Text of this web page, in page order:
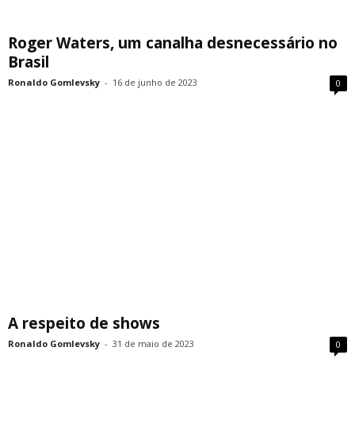
Roger Waters, um canalha desnecessário no
Brasil
Ronaldo Gomlevsky - 16 de junho de 2023 0
A respeito de shows
Ronaldo Gomlevsky - 31 de maio de 2023 0